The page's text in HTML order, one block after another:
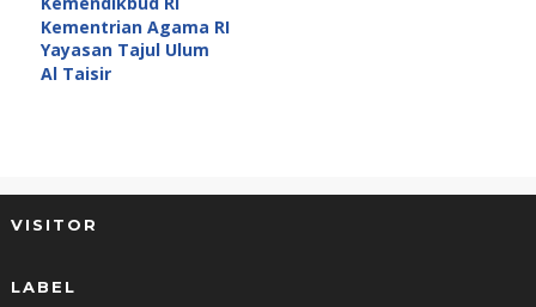
Kementrian Agama RI
Yayasan Tajul Ulum
Al Taisir
VISITOR
LABEL